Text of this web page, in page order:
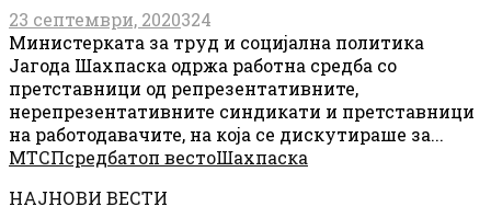
23 септември, 2020324
Министерката за труд и социјална политика
Јагода Шахпаска одржа работна средба со
претставници од репрезентативните,
нерепрезентативните синдикати и претставници
на работодавачите, на која се дискутираше за...
МТСПсредбатоп вестоШахпаска
НАЈНОВИ ВЕСТИ